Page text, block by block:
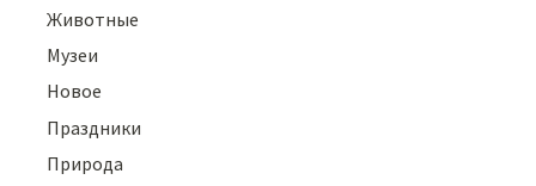
Животные
Музеи
Новое
Праздники
Природа